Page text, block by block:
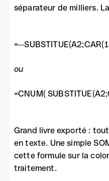
séparateur de milliers.
=--
ou
=CNUM(
Grand livre exporté :
en texte. Une simple
cette formule sur la
traitement.